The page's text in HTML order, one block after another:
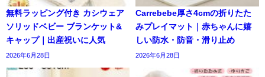
無料ラッピング付き カシウェア
ソリッドベビー ブランケット&
キャップ｜出産祝いに人気
2026年6月28日
Carrebebe厚さ4cmの折りたた
みプレイマット｜赤ちゃんに嬉
しい防水・防音・滑り止め
2026年6月28日